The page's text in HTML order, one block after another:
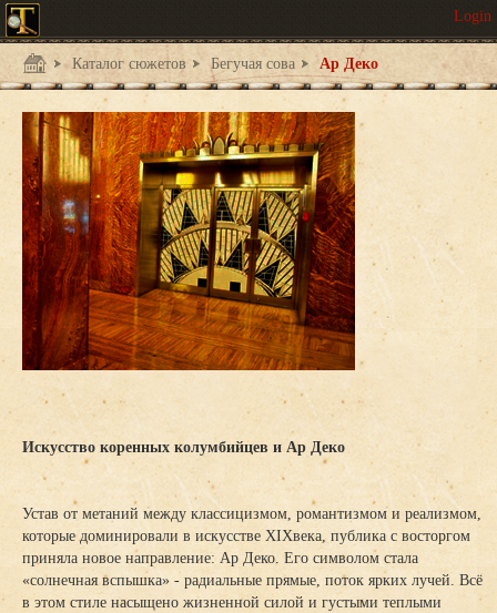
Каталог сюжетов Бегучая сова Ар Деко
Искусство коренных колумбийцев и Ар Деко
Устав от метаний между классицизмом, романтизмом и реализмом,
которые доминировали в искусстве XIXвека, публика с восторгом
приняла новое направление: Ар Деко. Его символом стала
«солнечная вспышка» - радиальные прямые, поток ярких лучей. Всё
в этом стиле насыщено жизненной силой и густыми теплыми